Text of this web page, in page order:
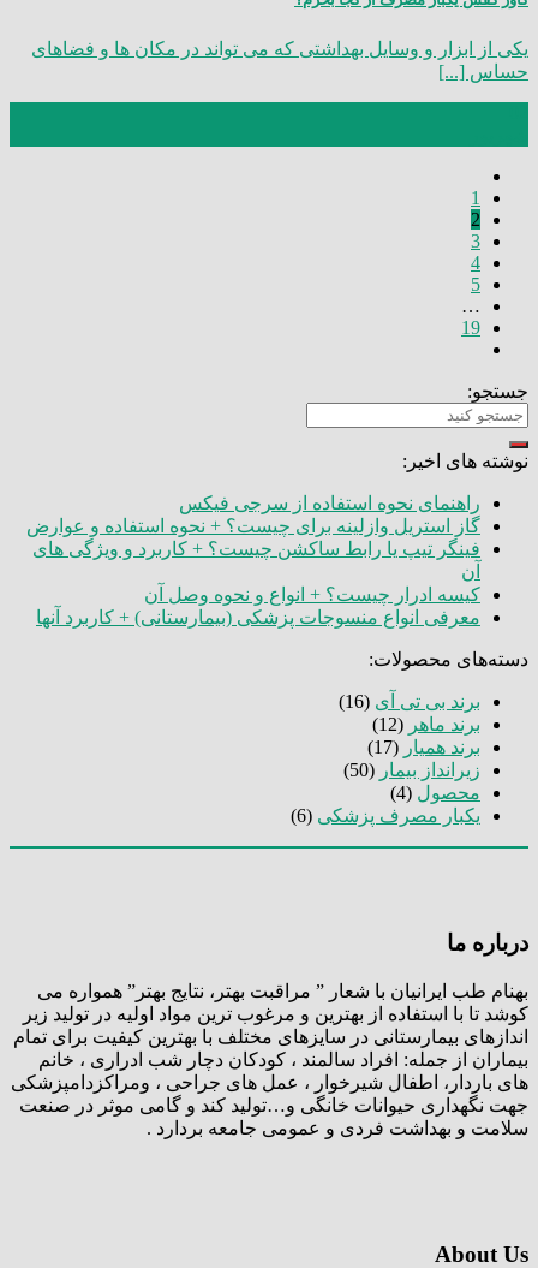
یکی از ابزار و وسایل بهداشتی که می تواند در مکان‌ ها و فضاهای
حساس [...]
1
2
3
4
5
…
19
جستجو:
نوشته های اخیر:
راهنمای نحوه استفاده از سرجی فیکس
گاز استریل وازلینه برای چیست؟ + نحوه استفاده و عوارض
فینگر تیپ یا رابط ساکشن چیست؟ + کاربرد و ویژگی های
آن
کیسه ادرار چیست؟ + انواع و نحوه وصل آن
معرفی انواع منسوجات پزشکی (بیمارستانی) + کاربرد آنها
دسته‌های محصولات:
برند بی تی آی (16)
برند ماهر (12)
برند همیار (17)
زیرانداز بیمار (50)
محصول (4)
یکبار مصرف پزشکی (6)
درباره ما
بهنام طب ایرانیان با شعار ” مراقبت بهتر، نتایج بهتر” همواره می
کوشد تا با استفاده از بهترین و مرغوب ترین مواد اولیه در تولید زیر
اندازهای بیمارستانی در سایزهای مختلف با بهترین کیفیت برای تمام
بیماران از جمله: افراد سالمند ، کودکان دچار شب ادراری ، خانم
های باردار، اطفال شیرخوار ، عمل های جراحی ، ومراکزدامپزشکی
جهت نگهداری حیوانات خانگی و…تولید کند و گامی موثر در صنعت
سلامت و بهداشت فردی و عمومی جامعه بردارد .
About Us